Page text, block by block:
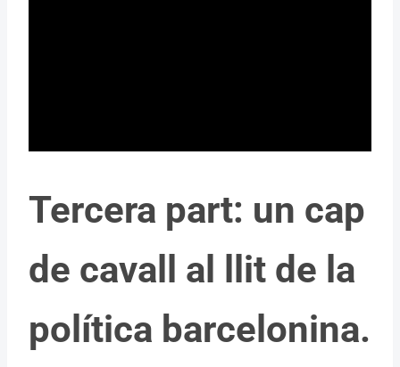
Tercera part: un cap
de cavall al llit de la
política barcelonina.